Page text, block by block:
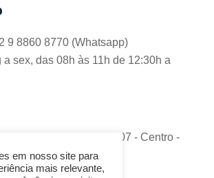
9 8860 8770 (Whatsapp)
sex, das 08h às 11h de 12:30h a
Alto nº 70 - Sala 306/307 - Centro -
Muriaé/MG
em nosso site para
mais relevante,